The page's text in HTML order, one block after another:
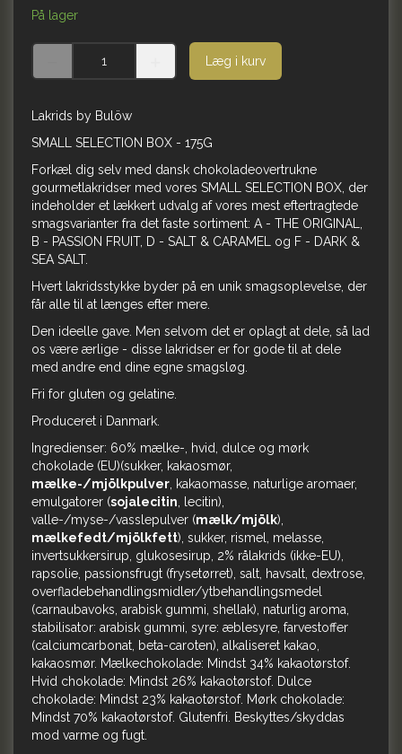
På lager
Læg i kurv
Lakrids by Bulöw
SMALL SELECTION BOX - 175G
Forkæl dig selv med dansk chokoladeovertrukne
gourmetlakridser med vores SMALL SELECTION BOX, der
indeholder et lækkert udvalg af vores mest eftertragtede
smagsvarianter fra det faste sortiment: A - THE ORIGINAL,
B - PASSION FRUIT, D - SALT & CARAMEL og F - DARK &
SEA SALT.
Hvert lakridsstykke byder på en unik smagsoplevelse, der
får alle til at længes efter mere.
Den ideelle gave. Men selvom det er oplagt at dele, så lad
os være ærlige - disse lakridser er for gode til at dele
med andre end dine egne smagsløg.
Fri for gluten og gelatine.
Produceret i Danmark.
Ingredienser: 60% mælke-, hvid, dulce og mørk
chokolade (EU)(sukker, kakaosmør,
mælke-/mjölkpulver, kakaomasse, naturlige aromaer,
emulgatorer (sojalecitin, lecitin),
valle-/myse-/vasslepulver (mælk/mjölk),
mælkefedt/mjölkfett), sukker, rismel, melasse,
invertsukkersirup, glukosesirup, 2% rålakrids (ikke-EU),
rapsolie, passionsfrugt (frysetørret), salt, havsalt, dextrose,
overfladebehandlingsmidler/ytbehandlingsmedel
(carnaubavoks, arabisk gummi, shellak), naturlig aroma,
stabilisator: arabisk gummi, syre: æblesyre, farvestoffer
(calciumcarbonat, beta-caroten), alkaliseret kakao,
kakaosmør. Mælkechokolade: Mindst 34% kakaotørstof.
Hvid chokolade: Mindst 26% kakaotørstof. Dulce
chokolade: Mindst 23% kakaotørstof. Mørk chokolade:
Mindst 70% kakaotørstof. Glutenfri. Beskyttes/skyddas
mod varme og fugt.